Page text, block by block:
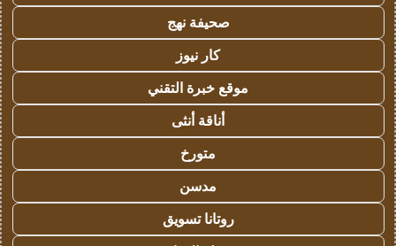
صحيفة نهج
كار نيوز
موقع خبرة التقني
أناقة أنثى
متورخ
مدسن
روتانا تسويق